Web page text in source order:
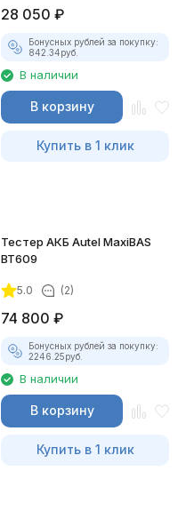
28 050 ₽
Бонусных рублей за покупку:
842.34руб.
В наличии
В корзину
Купить в 1 клик
Тестер АКБ Autel MaxiBAS
BT609
5.0 (2)
74 800 ₽
Бонусных рублей за покупку:
2246.25руб.
В наличии
В корзину
Купить в 1 клик